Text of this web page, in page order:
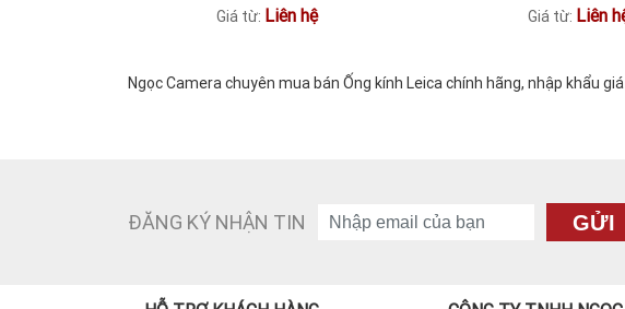
Giá từ: Liên hệ Giá từ: Liên
Ngọc Camera chuyên mua bán Ống kính Leica chính hãng, nhập khẩu
ĐĂNG KÝ NHẬN TIN GỬI